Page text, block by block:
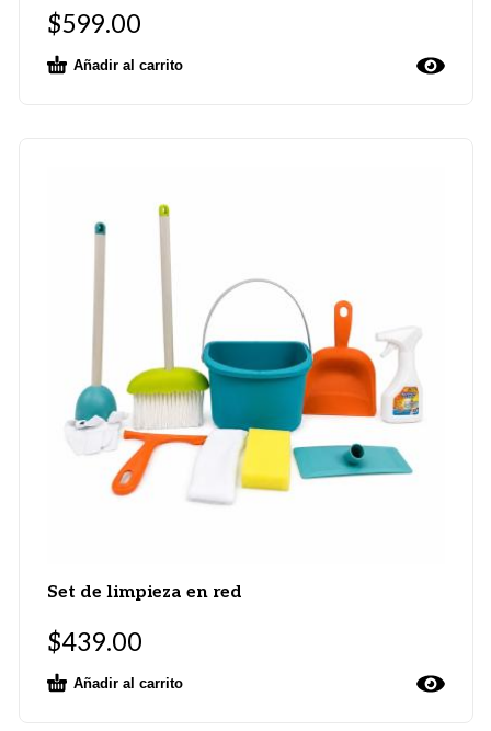
$599.00
Añadir al carrito
Set de limpieza en red
$439.00
Añadir al carrito